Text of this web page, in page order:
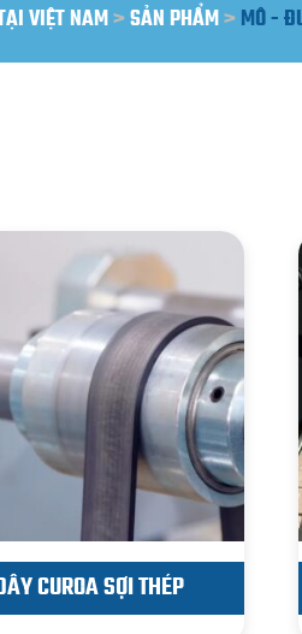
VIỆT NAM>SẢN PHẨM>MÔ -
CUROA SỢI THÉP